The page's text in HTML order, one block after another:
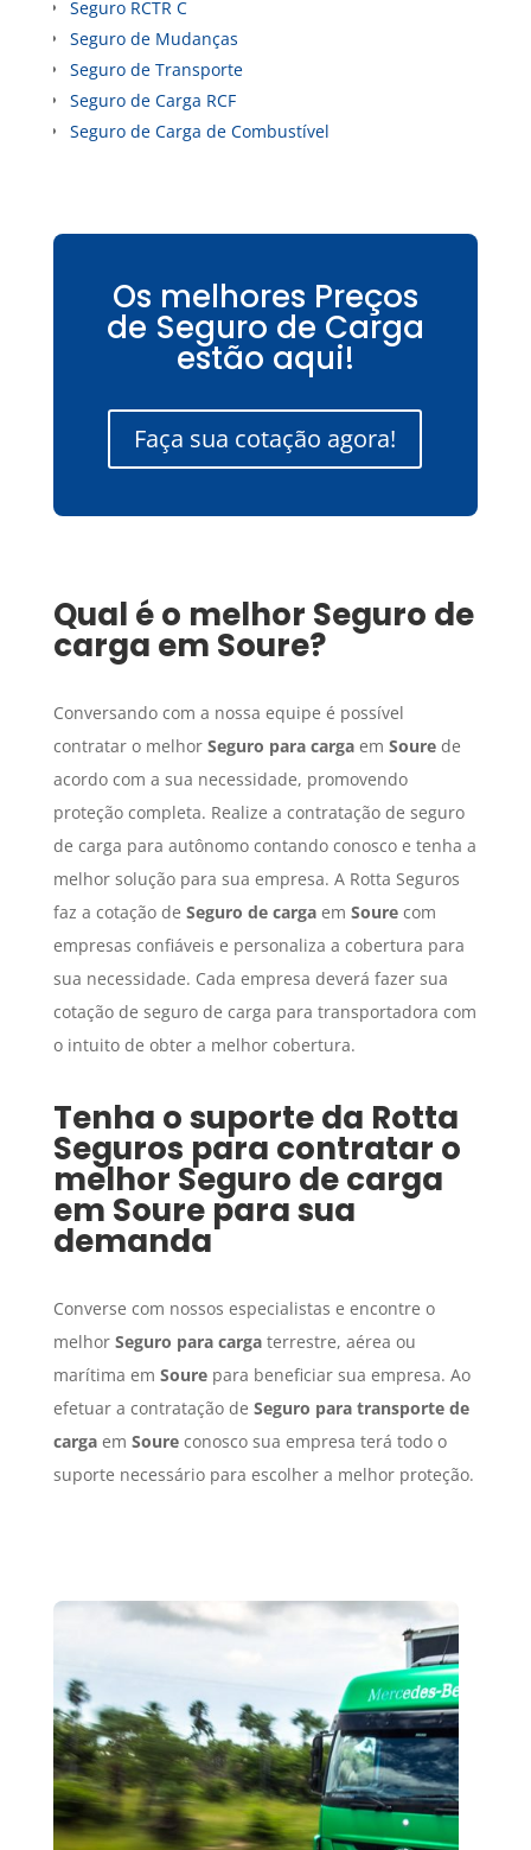
Seguro RCTR C
Seguro de Mudanças
Seguro de Transporte
Seguro de Carga RCF
Seguro de Carga de Combustível
Os melhores Preços
de Seguro de Carga
estão aqui!
Faça sua cotação agora!
Qual é o melhor Seguro de
carga em Soure?
Conversando com a nossa equipe é possível
contratar o melhor Seguro para cargaem Sourede
acordo com a sua necessidade, promovendo
proteção completa. Realize a contratação de seguro
de carga para autônomo contando conosco e tenha a
melhor solução para sua empresa. A Rotta Seguros
faz a cotação de Seguro de cargaem Sourecom
empresas confiáveis e personaliza a cobertura para
sua necessidade. Cada empresa deverá fazer sua
cotação de seguro de carga para transportadora com
o intuito de obter a melhor cobertura.
Tenha o suporte da Rotta
Seguros para contratar o
melhor Seguro de carga
em Sourepara sua
demanda
Converse com nossos especialistas e encontre o
melhor Seguro para cargaterrestre, aérea ou
marítima em Sourepara beneficiar sua empresa. Ao
efetuar a contratação de Seguro para transporte de
cargaem Soureconosco sua empresa terá todo o
suporte necessário para escolher a melhor proteção.